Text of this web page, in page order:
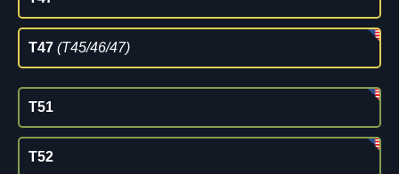
T47 (T45/46/47)
T51
T52